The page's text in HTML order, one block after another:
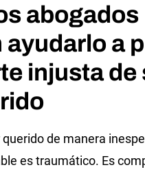
abogados
ayudarlo a
injusta de
querido de manera
es traumático. Es